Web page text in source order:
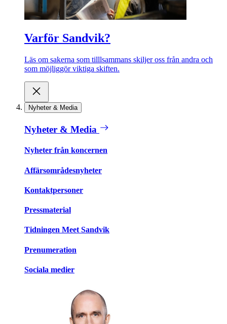
Varför Sandvik?
Läs om sakerna som tilllsammans skiljer oss från andra och
som möjliggör viktiga skiften.
Nyheter & Media
Nyheter & Media
Nyheter från koncernen
Affärsområdesnyheter
Kontaktpersoner
Pressmaterial
Tidningen Meet Sandvik
Prenumeration
Sociala medier